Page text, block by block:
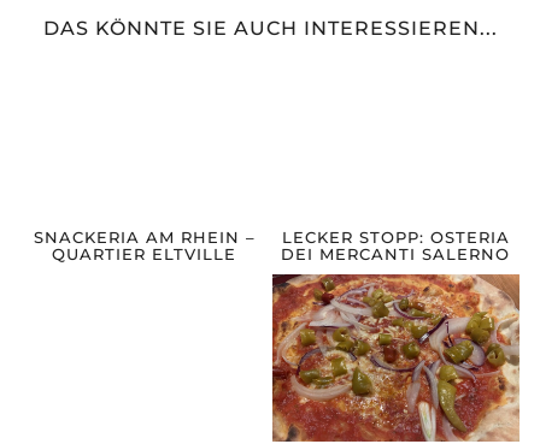
DAS KÖNNTE SIE AUCH INTERESSIEREN...
SNACKERIA AM RHEIN –
QUARTIER ELTVILLE
LECKER STOPP: OSTERIA
DEI MERCANTI SALERNO